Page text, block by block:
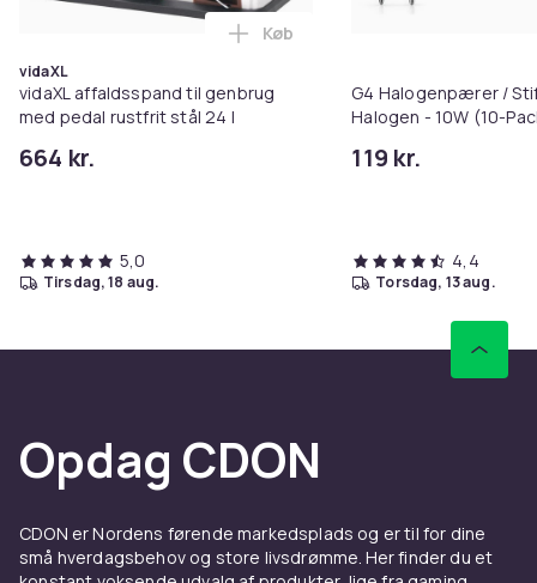
vidaXL
vidaXL affaldsspand til genbrug
med pedal rustfrit stål 24 l
664 kr.
Læg vidaXL affaldsspand til
Køb
5,0
tirsdag, 18 aug.
G4 Halogenpærer /
Halogen - 10W (10-
119 kr.
4,4
torsdag, 13 aug.
Opdag CDON
CDON er Nordens førende markedsplads og er til for dine
små hverdagsbehov og store livsdrømme. Her finder du et